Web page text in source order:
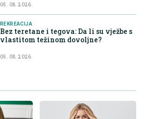
05. 08. 2026.
REKREACIJA
Bez teretane i tegova: Da li su vježbe s
vlastitom težinom dovoljne?
05. 08. 2026.